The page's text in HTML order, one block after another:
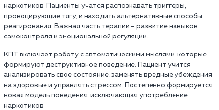
наркотиков. Пациенты учатся распознавать триггеры,
провоцирующие тягу, и находить альтернативные способы
реагирования. Важная часть терапии – развитие навыков
самоконтроля и эмоциональной регуляции.
КПТ включает работу с автоматическими мыслями, которые
формируют деструктивное поведение. Пациент учится
анализировать свое состояние, заменять вредные убеждения
на здоровые и управлять стрессом. Постепенно формируется
новая модель поведения, исключающая употребление
наркотиков.